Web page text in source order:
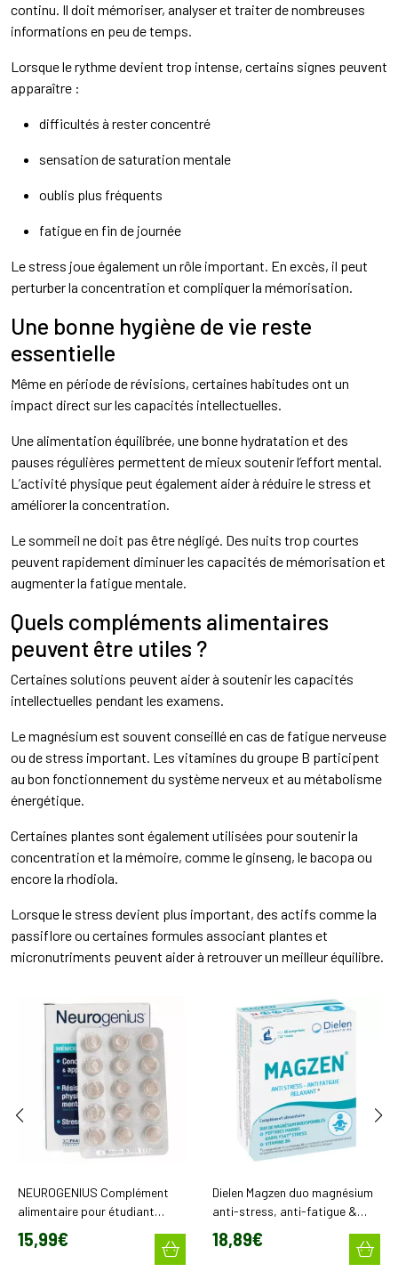
continu. Il doit mémoriser, analyser et traiter de nombreuses
informations en peu de temps.
Lorsque le rythme devient trop intense, certains signes peuvent
apparaître :
difficultés à rester concentré
sensation de saturation mentale
oublis plus fréquents
fatigue en fin de journée
Le stress joue également un rôle important. En excès, il peut
perturber la concentration et compliquer la mémorisation.
Une bonne hygiène de vie reste
essentielle
Même en période de révisions, certaines habitudes ont un
impact direct sur les capacités intellectuelles.
Une alimentation équilibrée, une bonne hydratation et des
pauses régulières permettent de mieux soutenir l’effort mental.
L’activité physique peut également aider à réduire le stress et
améliorer la concentration.
Le sommeil ne doit pas être négligé. Des nuits trop courtes
peuvent rapidement diminuer les capacités de mémorisation et
augmenter la fatigue mentale.
Quels compléments alimentaires
peuvent être utiles ?
Certaines solutions peuvent aider à soutenir les capacités
intellectuelles pendant les examens.
Le magnésium est souvent conseillé en cas de fatigue nerveuse
ou de stress important. Les vitamines du groupe B participent
au bon fonctionnement du système nerveux et au métabolisme
énergétique.
Certaines plantes sont également utilisées pour soutenir la
concentration et la mémoire, comme le ginseng, le bacopa ou
encore la rhodiola.
Lorsque le stress devient plus important, des actifs comme la
passiflore ou certaines formules associant plantes et
micronutriments peuvent aider à retrouver un meilleur équilibre.
NEUROGENIUS Complément
alimentaire pour étudiant
mémoire et intelligence
15,99€
Dielen Magzen duo magnésium
anti-stress, anti-fatigue &
relaxation (60 comprimés)
18,89€